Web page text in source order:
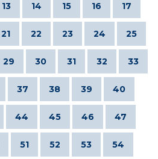
13 14 15 16 17
21 22 23 24 25
29 30 31 32 33
37 38 39 40
44 45 46 47
51 52 53 54